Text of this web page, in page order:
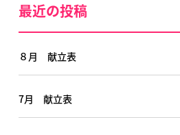
最近の投稿
８月 献立表
7月 献立表